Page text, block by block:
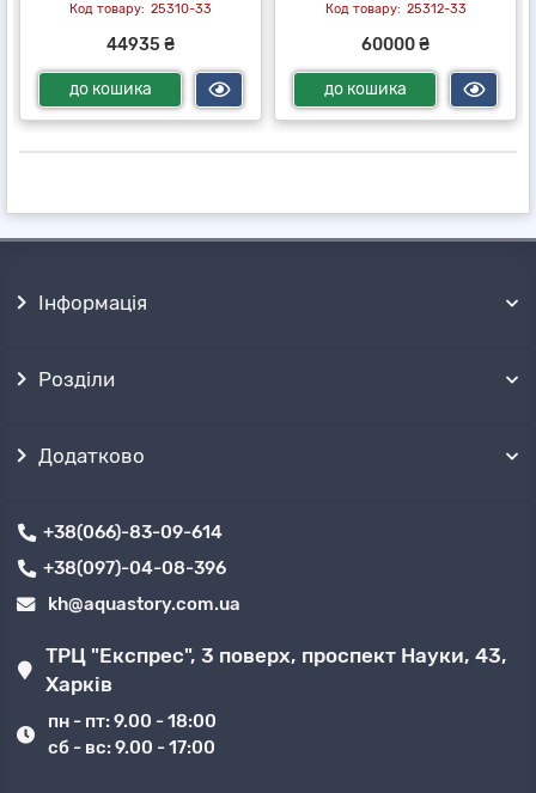
25310-33
44935 ₴
до кошика
25312-33
60000 ₴
до кошика
Інформація
Розділи
Додатково
+38(066)-83-09-614
+38(097)-04-08-396
kh@aquastory.com.ua
ТРЦ "Експрес", 3 поверх, проспект Науки, 43,
Харків
пн - пт: 9.00 - 18:00
сб - вс: 9.00 - 17:00